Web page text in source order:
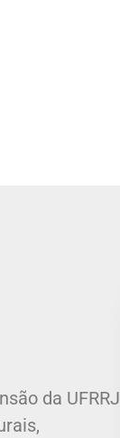
da UFRRJ